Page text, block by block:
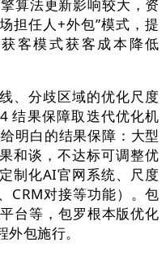
法更新影响较大，资
担任人+外包”模式，提
客模式获客成本降低
分歧区域的优化尺度
结果保障取迭代优化机
明白的结果保障：大型
和谈，不达标可调整优
制化AI官网系统、尺度
CRM对接等功能）。包
台等，包罗根本版优化
包施行。